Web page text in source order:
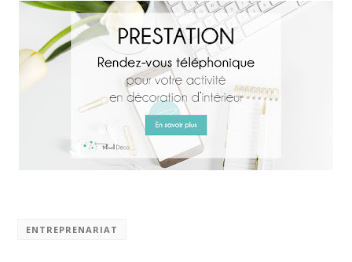
ENTREPRENARIAT